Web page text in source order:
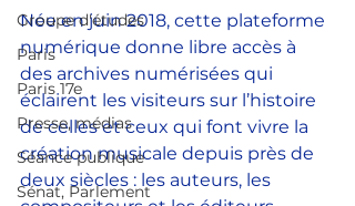
Groupe d'études
Paris
Paris 17e
Presse, médias
Séance publique
Sénat, Parlement
Née en juin 2018, cette plateforme
numérique donne libre accès à
des archives numérisées qui
éclairent les visiteurs sur l’histoire
de celles et ceux qui font vivre la
création musicale depuis près de
deux siècles : les auteurs, les